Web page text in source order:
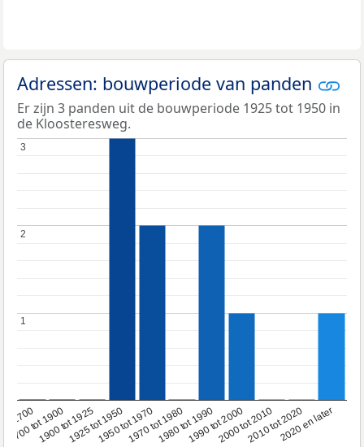
Adressen: bouwperiode van panden
Er zijn 3 panden uit de bouwperiode 1925 tot 1950 in
de Kloosteresweg.
1700
1700 tot 1900
1900 tot 19251925 tot 19501950 tot 19701970 tot 19801980 tot 19901990 tot 20002000 tot 20102010 tot 20202020 en later
1
1
2
2
3
3